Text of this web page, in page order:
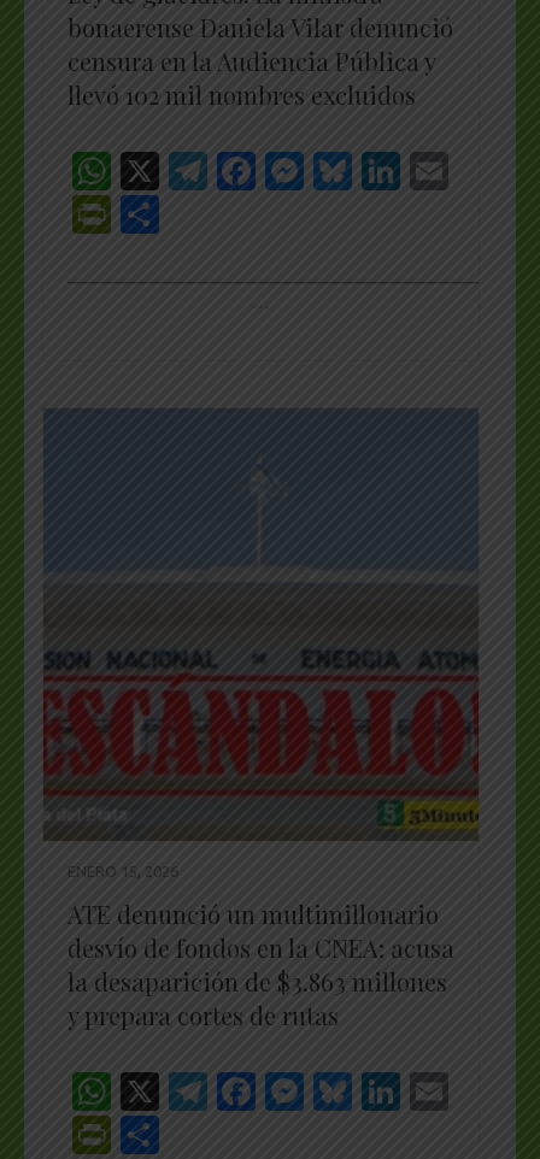
bonaerense Daniela Vilar denunció
censura en la Audiencia Pública y
llevó 102 mil nombres excluidos
WhatsApp
X Telegram
Facebook
Messenger
Bluesky
PrintFriendly
…
ENERO 15, 2026
ATE denunció un multimillonario
desvío de fondos en la CNEA: acusa
la desaparición de $3.863 millones
y prepara cortes de rutas
WhatsApp
X Telegram
Facebook
Messenger
Bluesky
PrintFriendly